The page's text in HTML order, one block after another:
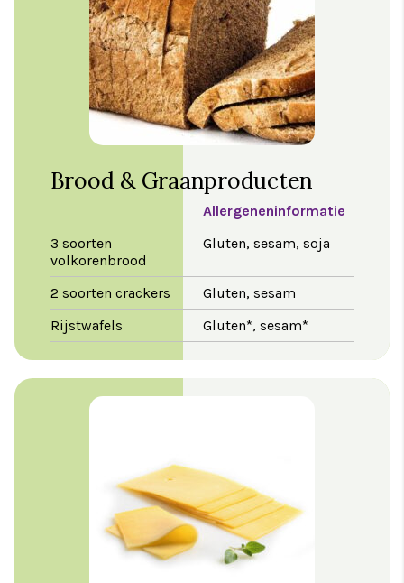
Brood & Graanproducten
Allergeneninformatie
3 soorten
volkorenbrood
Gluten, sesam, soja
2 soorten crackers
Gluten, sesam
Rijstwafels
Gluten*, sesam*